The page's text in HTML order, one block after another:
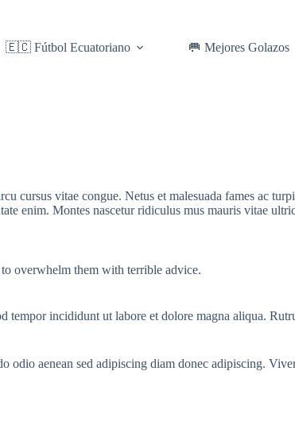
🇪🇨 Fútbol Ecuatoriano 🥅 Mejores Golazos
cursus vitae congue. Netus et malesuada fames ac
enim. Montes nascetur ridiculus mus mauris vitae
overwhelm them with terrible advice.
incididunt ut labore et dolore magna aliqua.
odio aenean sed adipiscing diam donec adipiscing.